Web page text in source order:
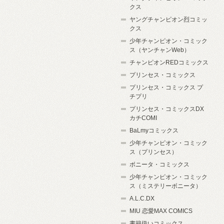
クス
ヤングチャンピオン烈コミッ
クス
少年チャンピオン・コミック
ス（ヤンチャンWeb）
チャンピオンREDコミックス
プリンセス・コミックス
プリンセス・コミックス プ
チプリ
プリンセス・コミックスDX
カチCOMI
BaLmyコミックス
少年チャンピオン・コミック
ス（プリンセス）
ボニータ・コミックス
少年チャンピオン・コミック
ス（ミステリーボニータ）
A.L.C.DX
MIU 恋愛MAX COMICS